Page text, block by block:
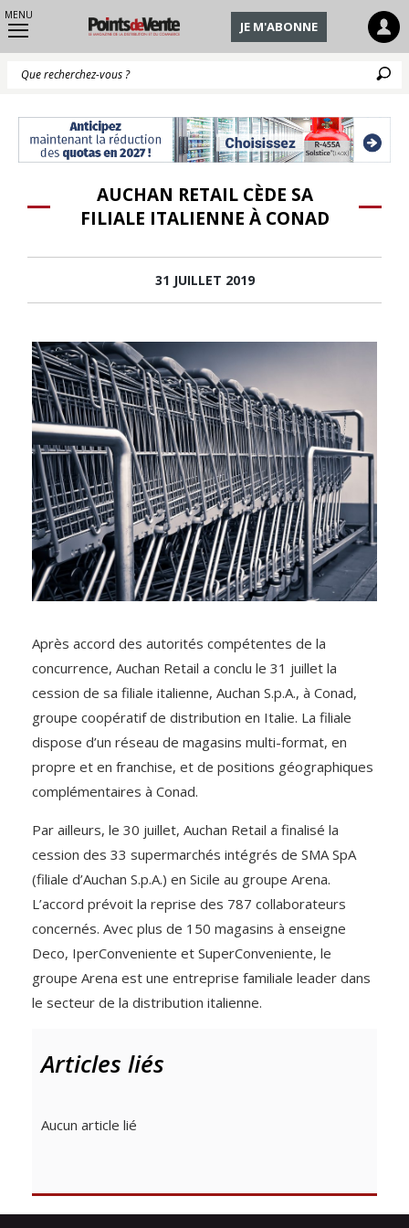
MENU
JE M'ABONNE
AUCHAN RETAIL CÈDE SA
FILIALE ITALIENNE À CONAD
31 JUILLET 2019
Après accord des autorités compétentes de la
concurrence, Auchan Retail a conclu le 31 juillet la
cession de sa filiale italienne, Auchan S.p.A., à Conad,
groupe coopératif de distribution en Italie. La filiale
dispose d’un réseau de magasins multi-format, en
propre et en franchise, et de positions géographiques
complémentaires à Conad.
Par ailleurs, le 30 juillet, Auchan Retail a finalisé la
cession des 33 supermarchés intégrés de SMA SpA
(filiale d’Auchan S.p.A.) en Sicile au groupe Arena.
L’accord prévoit la reprise des 787 collaborateurs
concernés. Avec plus de 150 magasins à enseigne
Deco, IperConveniente et SuperConveniente, le
groupe Arena est une entreprise familiale leader dans
le secteur de la distribution italienne.
Articles liés
Aucun article lié